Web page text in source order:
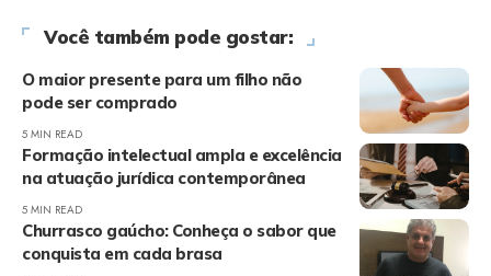
Você também pode gostar:
O maior presente para um filho não
pode ser comprado
5 MIN READ
Formação intelectual ampla e excelência
na atuação jurídica contemporânea
5 MIN READ
Churrasco gaúcho: Conheça o sabor que
conquista em cada brasa